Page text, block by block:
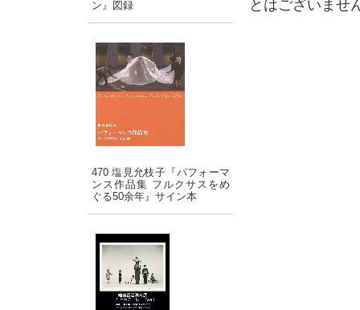
ン』図録
470 塩見允枝子『パフォーマ
ンス作品集 フルクサスをめ
ぐる50余年』サイン本
とはございませ